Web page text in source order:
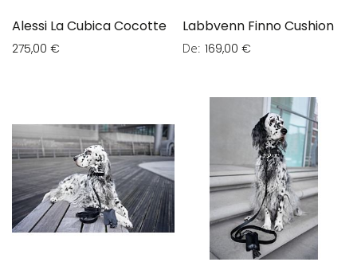
Alessi La Cubica Cocotte
275,00 €
Labbvenn Finno Cushion
De 169,00 €